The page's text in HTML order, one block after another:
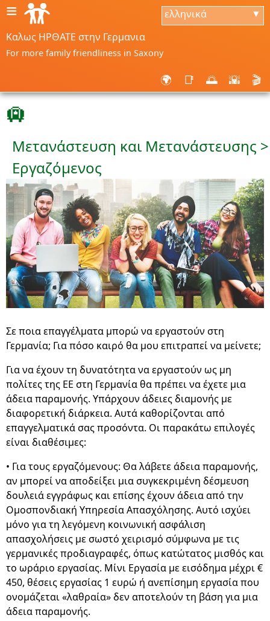
≡ ελληνικά ▼
Καλως ΗΡΘΑΤΕ στην Γερμανια
For more family friendliness in Saxony
🌍 📑 🌅 🌇 🎬
🛄
Μετανάστευση και Μετανάστευσης >
Εργαζόμενος
Σε ποια επαγγέλματα μπορώ να εργαστούν στη
Γερμανία; Για πόσο καιρό θα μου επιτραπεί να μείνετε;
Για να έχουν τη δυνατότητα να εργαστούν ως μη
πολίτες της ΕΕ στη Γερμανία θα πρέπει να έχετε μια
άδεια παραμονής. Υπάρχουν άδειες διαμονής με
διαφορετική διάρκεια. Αυτά καθορίζονται από
επαγγελματικά σας προσόντα. Οι παρακάτω επιλογές
είναι διαθέσιμες:
• Για τους εργαζόμενους: Θα λάβετε άδεια παραμονής,
αν μπορεί να αποδείξει μια συγκεκριμένη δέσμευση
δουλειά εγγράφως και επίσης έχουν άδεια από την
Ομοσπονδιακή Υπηρεσία Απασχόλησης. Αυτό ισχύει
μόνο για τη λεγόμενη κοινωνική ασφάλιση
απασχολήσεις με σωστό χειρισμό σύμφωνα με τις
γερμανικές προδιαγραφές, όπως κατώτατος μισθός και
το ωράριο εργασίας. Μίνι Εργασία με εισόδημα μέχρι €
450, θέσεις εργασίας 1 ευρώ ή ανεπίσημη εργασία που
ονομάζεται «λαθραία» δεν αποτελούν τη βάση για μια
άδεια παραμονής.